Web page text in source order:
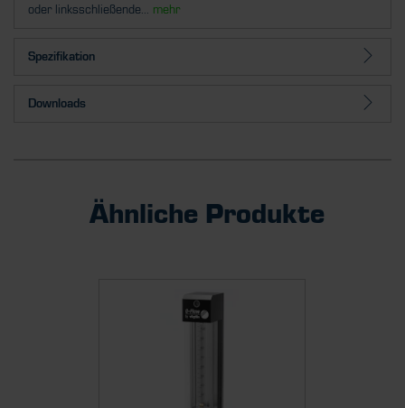
oder linksschließende... mehr
Spezifikation
Downloads
Ähnliche Produkte